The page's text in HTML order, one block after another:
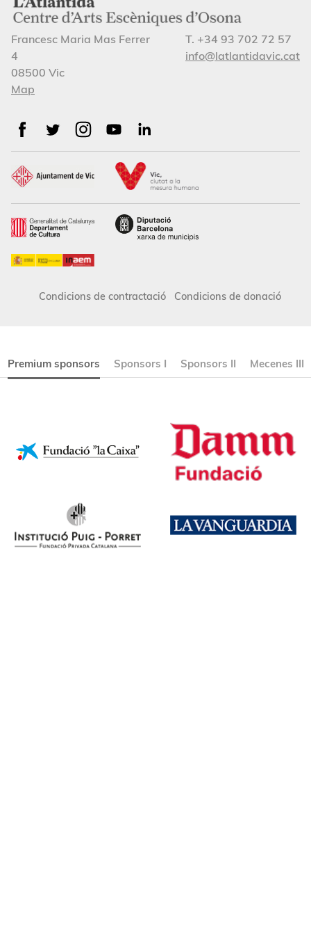
Francesc Maria Mas Ferrer
4
08500 Vic
Map
T. +34 93 702 72 57
info@latlantidavic.cat
Condicions de contractació Condicions de donació
Premium sponsors Sponsors I Sponsors II Mecenes III